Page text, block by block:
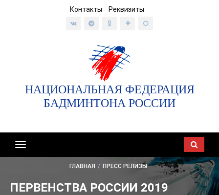
Контакты Реквизиты
НАЦИОНАЛЬНАЯ ФЕДЕРАЦИЯ
БАДМИНТОНА РОССИИ
Показать/
скрыть
ГЛАВНАЯ / ПРЕСС РЕЛИЗЫ
ПЕРВЕНСТВА РОССИИ 2019